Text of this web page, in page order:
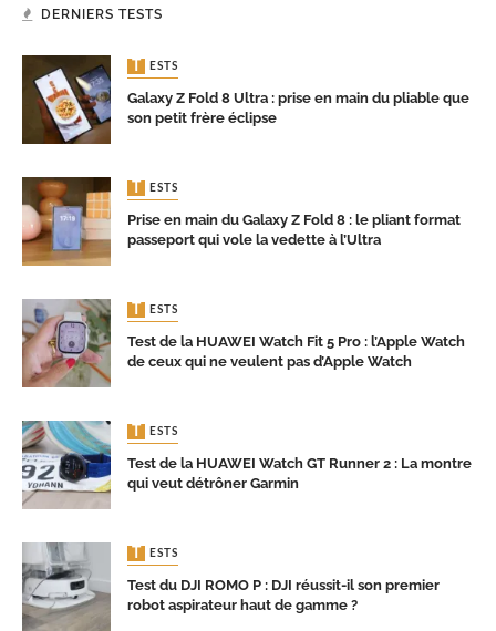
DERNIERS TESTS
TESTS
Galaxy Z Fold 8 Ultra : prise en main du pliable que
son petit frère éclipse
TESTS
Prise en main du Galaxy Z Fold 8 : le pliant format
passeport qui vole la vedette à l’Ultra
TESTS
Test de la HUAWEI Watch Fit 5 Pro : l’Apple Watch
de ceux qui ne veulent pas d’Apple Watch
TESTS
Test de la HUAWEI Watch GT Runner 2 : La montre
qui veut détrôner Garmin
TESTS
Test du DJI ROMO P : DJI réussit-il son premier
robot aspirateur haut de gamme ?